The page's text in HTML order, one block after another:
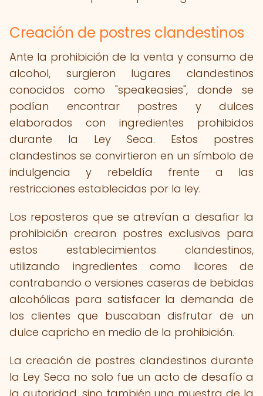
Creación de postres clandestinos
Ante la prohibición de la venta y consumo de
alcohol, surgieron lugares clandestinos
conocidos como "speakeasies", donde se
podían encontrar postres y dulces
elaborados con ingredientes prohibidos
durante la Ley Seca. Estos postres
clandestinos se convirtieron en un símbolo de
indulgencia y rebeldía frente a las
restricciones establecidas por la ley.
Los reposteros que se atrevían a desafiar la
prohibición crearon postres exclusivos para
estos establecimientos clandestinos,
utilizando ingredientes como licores de
contrabando o versiones caseras de bebidas
alcohólicas para satisfacer la demanda de
los clientes que buscaban disfrutar de un
dulce capricho en medio de la prohibición.
La creación de postres clandestinos durante
la Ley Seca no solo fue un acto de desafío a